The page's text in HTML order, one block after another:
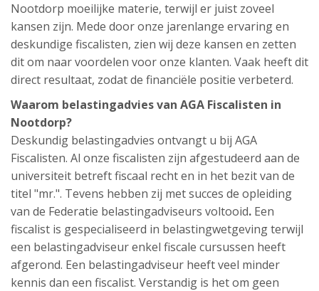
Nootdorp moeilijke materie, terwijl er juist zoveel
kansen zijn. Mede door onze jarenlange ervaring en
deskundige fiscalisten, zien wij deze kansen en zetten
dit om naar voordelen voor onze klanten. Vaak heeft dit
direct resultaat, zodat de financiële positie verbeterd.
Waarom belastingadvies van AGA Fiscalisten in
Nootdorp?
Deskundig belastingadvies ontvangt u bij AGA
Fiscalisten. Al onze fiscalisten zijn afgestudeerd aan de
universiteit betreft fiscaal recht en in het bezit van de
titel "mr.". Tevens hebben zij met succes de opleiding
van de Federatie belastingadviseurs voltooid. Een
fiscalist is gespecialiseerd in belastingwetgeving terwijl
een belastingadviseur enkel fiscale cursussen heeft
afgerond. Een belastingadviseur heeft veel minder
kennis dan een fiscalist. Verstandig is het om geen